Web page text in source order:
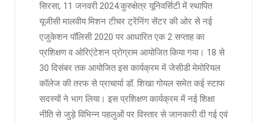
सिरसा, 11 जनवरी 2024:कुरुक्षेत्र यूनिवर्सिटी में स्थापित
यूजीसी मालवीय मिशन टीचर ट्रेंनिंग सेंटर की ओर से नई
एजुकेशन पॉलिसी 2020 पर आधारित एक 2 सप्ताह का
प्रशिक्षण व ओरिएंटेशन प्रोग्राम आयोजित किया गया। 18 से
30 दिसंबर तक आयोजित इस कार्यक्रम में जेसीडी मेमोरियल
कॉलेज की तरफ से प्राचार्या डॉ. शिखा गोयल समेत कई स्टाफ
सदस्यों ने भाग लिया। इस प्रशिक्षण कार्यक्रम में नई शिक्षा
नीति से जुड़े विभिन्न पहलुओं पर विस्तार से जानकारी दी गई एवं